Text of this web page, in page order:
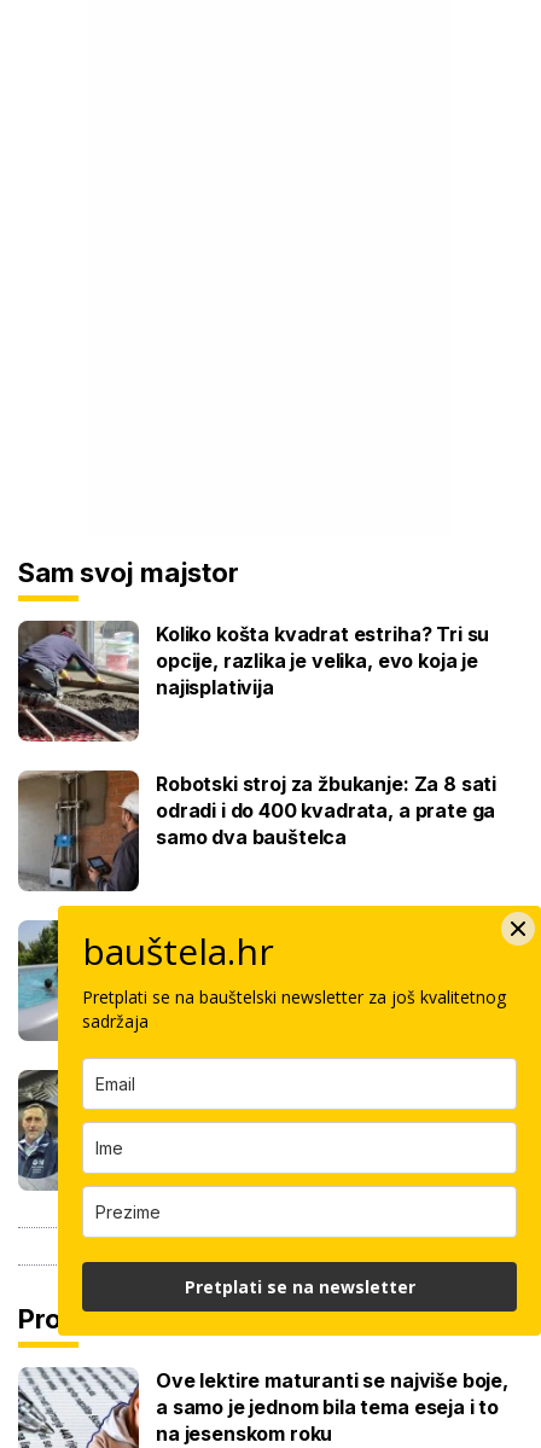
Sam svoj majstor
Koliko košta kvadrat estriha? Tri su
opcije, razlika je velika, evo koja je
najisplativija
Robotski stroj za žbukanje: Za 8 sati
odradi i do 400 kvadrata, a prate ga
samo dva bauštelca
Stigla nova generacija kućnih bazena!
Po rubu možete hodati, a od kutije do
kupanca samo jedan sat
pločica: Cijenu određuju površina,
Pročitaj još
Ove lektire maturanti se najviše boje,
a samo je jednom bila tema eseja i to
na jesenskom roku
bauštela.hr
Pretplati se na bauštelski newsletter za još kvalitetnog
sadržaja
Pretplati se na newsletter